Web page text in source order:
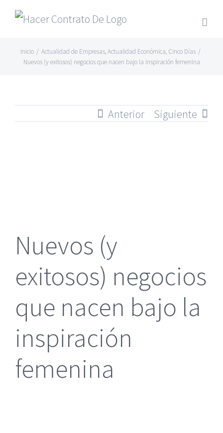
Skip
Inicio / Actualidad de Empresas,Actualidad Económica, Cinco Días /
Nuevos (y exitosos) negocios que nacen bajo la inspiración femenina
Anterior Siguiente
Nuevos (y
exitosos) negocios
que nacen bajo la
inspiración
femenina